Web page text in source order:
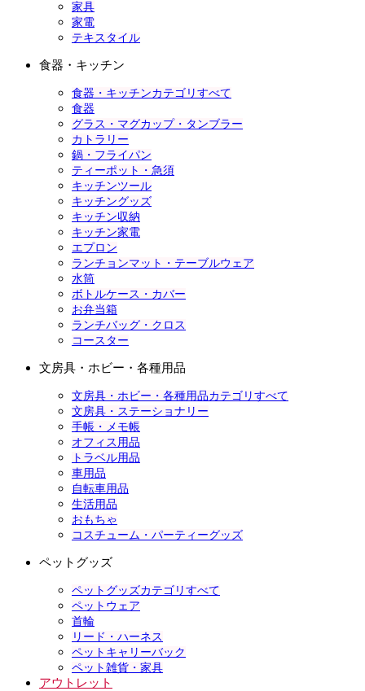
家具
家電
テキスタイル
食器・キッチン
食器・キッチンカテゴリすべて
食器
グラス・マグカップ・タンブラー
カトラリー
鍋・フライパン
ティーポット・急須
キッチンツール
キッチングッズ
キッチン収納
キッチン家電
エプロン
ランチョンマット・テーブルウェア
水筒
ボトルケース・カバー
お弁当箱
ランチバッグ・クロス
コースター
文房具・ホビー・各種用品
文房具・ホビー・各種用品カテゴリすべて
文房具・ステーショナリー
手帳・メモ帳
オフィス用品
トラベル用品
車用品
自転車用品
生活用品
おもちゃ
コスチューム・パーティーグッズ
ペットグッズ
ペットグッズカテゴリすべて
ペットウェア
首輪
リード・ハーネス
ペットキャリーバック
ペット雑貨・家具
アウトレット